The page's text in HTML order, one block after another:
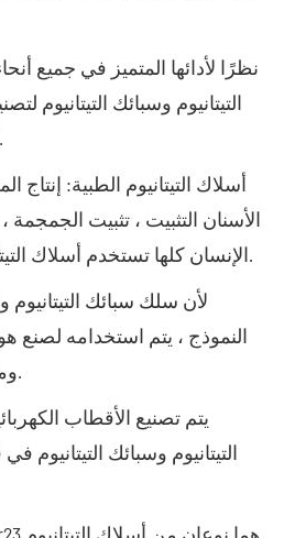
نظرًا لأدائها المتميز في جميع
التيتانيوم وسبائك التيتانيوم
الحاملة ، والينابيع ، إلخ.
أسلاك التيتانيوم الطبية: إنتاج
الأسنان التثبيت ، تثبيت
الإنسان كلها تستخدم أسلاك التيتانيوم وسبائك التيتانيوم.
لأن سلك سبائك التيتانيوم
النموذج ، يتم استخدامه لصنع
ومنصات الكتف للملابس.
يتم تصنيع الأقطاب
التيتانيوم وسبائك التيتانيوم